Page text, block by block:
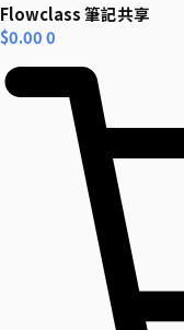
Flowclass 筆記共享
$0.000